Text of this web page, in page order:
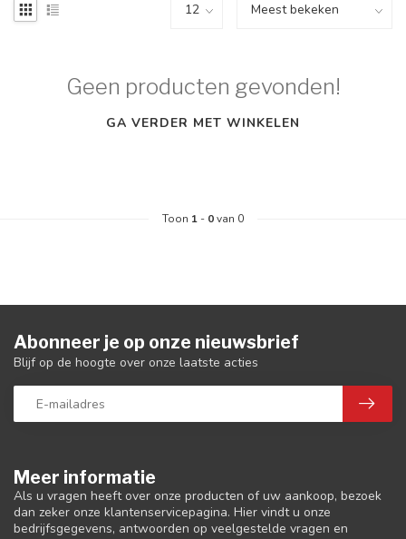
Geen producten gevonden!
GA VERDER MET WINKELEN
Toon 1 - 0van 0
Meer informatie
Als u vragen heeft over onze producten of uw aankoop, bezoek
dan zeker onze klantenservicepagina. Hier vindt u onze
bedrijfsgegevens, antwoorden op veelgestelde vragen en
Abonneer je op onze nieuwsbrief
Blijf op de hoogte over onze laatste acties